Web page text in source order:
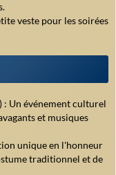
veste pour les soirées
Un événement culturel
et musiques
unique en l'honneur
traditionnel et de